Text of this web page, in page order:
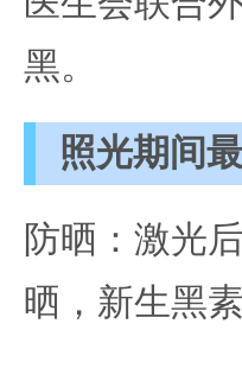
黑。
照光期间
防晒：激光
晒，新生黑